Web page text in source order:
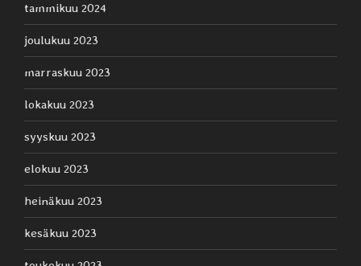
tammikuu 2024
joulukuu 2023
marraskuu 2023
lokakuu 2023
syyskuu 2023
elokuu 2023
heinäkuu 2023
kesäkuu 2023